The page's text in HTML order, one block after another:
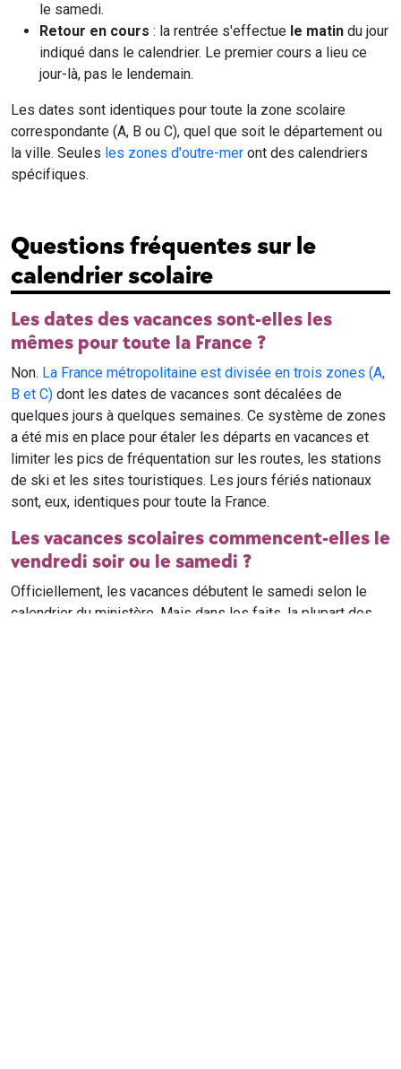
le samedi.
Retour en cours : la rentrée s'effectue le matin du jour
indiqué dans le calendrier. Le premier cours a lieu ce
jour-là, pas le lendemain.
Les dates sont identiques pour toute la zone scolaire
correspondante (A, B ou C), quel que soit le département ou
la ville. Seules les zones d'outre-mer ont des calendriers
spécifiques.
Questions fréquentes sur le
calendrier scolaire
Les dates des vacances sont-elles les
mêmes pour toute la France ?
Non. La France métropolitaine est divisée en trois zones (A,
B et C) dont les dates de vacances sont décalées de
quelques jours à quelques semaines. Ce système de zones
a été mis en place pour étaler les départs en vacances et
limiter les pics de fréquentation sur les routes, les stations
de ski et les sites touristiques. Les jours fériés nationaux
sont, eux, identiques pour toute la France.
Les vacances scolaires commencent-elles le
vendredi soir ou le samedi ?
Officiellement, les vacances débutent le samedi selon le
calendrier du ministère. Mais dans les faits, la plupart des